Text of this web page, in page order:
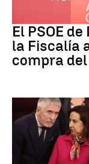
El PSOE
la Fiscalía
compra
Crisis Migratoria